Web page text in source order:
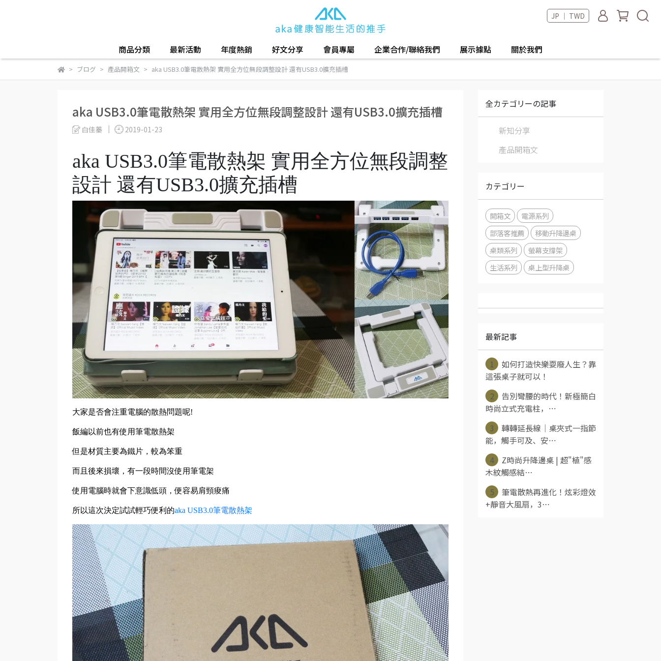
JP ｜ TWD
商品分類 最新活動 年度熱銷 好文分享 會員專屬 企業合作/聯絡我們 展示據點 關於我們
ブログ 產品開箱文 aka USB3.0筆電散熱架 實用全方位無段調整設計 還有USB3.0擴充插槽
aka USB3.0筆電散熱架 實用全方位無段調整設計 還有USB3.0擴充插槽
白佳蓁 2019-01-23
aka USB3.0筆電散熱架 實用全方位無段調整
設計 還有USB3.0擴充插槽
大家是否會注重電腦的散熱問題呢!
飯編以前也有使用筆電散熱架
但是材質主要為鐵片，較為笨重
而且後來損壞，有一段時間沒使用筆電架
使用電腦時就會下意識低頭，便容易肩頸痠痛
所以這次決定試試輕巧便利的aka USB3.0筆電散熱架
全カテゴリーの記事
新知分享
產品開箱文
カテゴリー
開箱文
電源系列
部落客推薦
移動升降邊桌
桌類系列
螢幕支撐架
生活系列
桌上型升降桌
最新記事
1
如何打造快樂耍廢人生？靠
這張桌子就可以！
2
告別彎腰的時代！新極簡白
時尚立式充電柱，⋯
3
轉轉延長線｜桌夾式一指節
能，觸手可及、安⋯
4
Z時尚升降邊桌 | 超"植"感
木紋觸感結⋯
5
筆電散熱再進化！炫彩燈效
+靜音大風扇，3⋯